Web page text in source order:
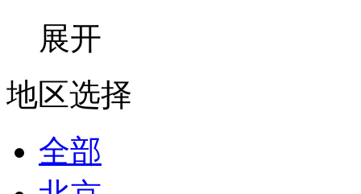
展开
地区选择
全部